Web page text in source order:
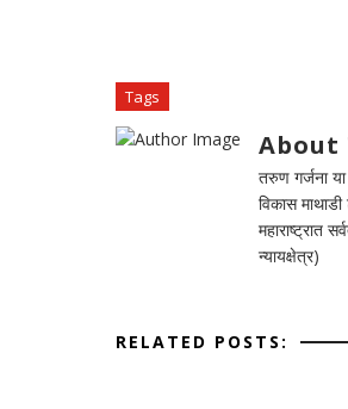
Tags
About
तरुण गर्जना
विकास
महाराष्ट्रात
न्यायक्षेत्र)
RELATED POSTS: